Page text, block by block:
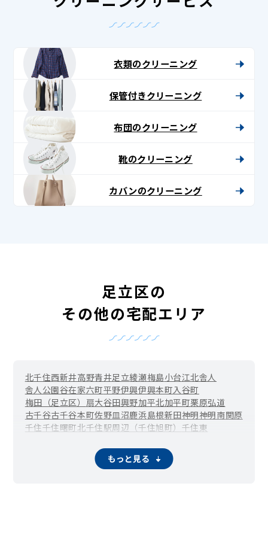
衣類のクリーニング
保管付きクリーニング
布団のクリーニング
靴のクリーニング
カバンのクリーニング
足立区の
その他の宅配エリア
北千住西新井高野青井足立綾瀬梅島小台江北舎人
舎人公園谷在家六町平野伊興伊興本町入谷町
梅田（足立区） 扇大谷田興野加平北加平町栗原弘道
古千谷古千谷本町佐野皿沼鹿浜島根新田神明神明南関原
千住千住曙町北千住駅周辺（千住旭町） 千住東
千住中居町千住仲町千住橋戸町
千住元町 千住柳町竹の塚 辰沼
もっと見る